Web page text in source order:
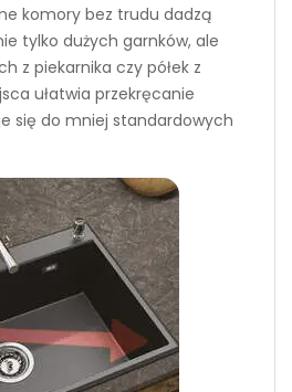
komory bez trudu dadzą
tylko dużych garnków, ale
z piekarnika czy półek z
ułatwia przekręcanie
się do mniej standardowych